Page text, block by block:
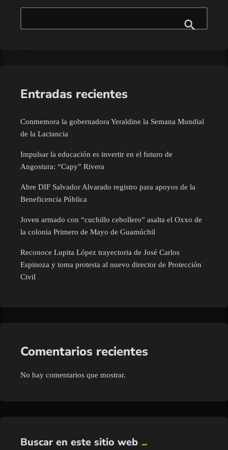
Entradas recientes
Conmemora la gobernadora Yeraldine la Semana Mundial
de la Lactancia
Impulsar la educación es invertir en el futuro de
Angostura: “Capy” Rivera
Abre DIF Salvador Alvarado registro para apoyos de la
Beneficencia Pública
Joven armado con “cuchillo cebollero” asalta el Oxxo de
la colonia Primero de Mayo de Guamúchil
Reconoce Lupita López trayectoria de José Carlos
Espinoza y toma protesta al nuevo director de Protección
Civil
Comentarios recientes
No hay comentarios que mostrar.
Buscar en este sitio web